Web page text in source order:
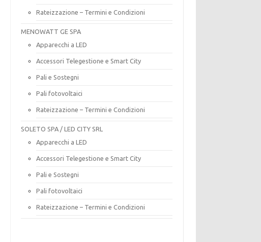
Rateizzazione – Termini e Condizioni
MENOWATT GE SPA
Apparecchi a LED
Accessori Telegestione e Smart City
Pali e Sostegni
Pali fotovoltaici
Rateizzazione – Termini e Condizioni
SOLETO SPA / LED CITY SRL
Apparecchi a LED
Accessori Telegestione e Smart City
Pali e Sostegni
Pali fotovoltaici
Rateizzazione – Termini e Condizioni